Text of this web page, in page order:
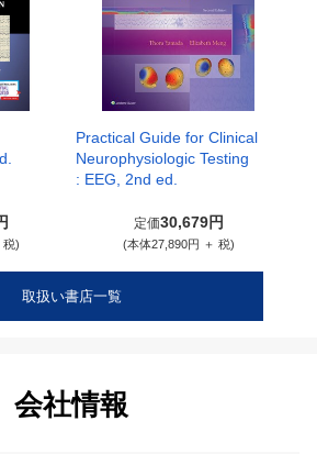
税)
Practical Guide for Clinical
Neurophysiologic Testing
: EEG, 2nd ed.
定価30,679円
(本体27,890円 ＋ 税)
取扱い書店一覧
会社情報